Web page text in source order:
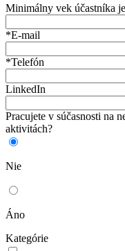
Minimálny vek účastníka
*E-mail
*Telefón
LinkedIn
Pracujete v súčasnosti na
aktivitách?
Nie
Áno
Kategórie